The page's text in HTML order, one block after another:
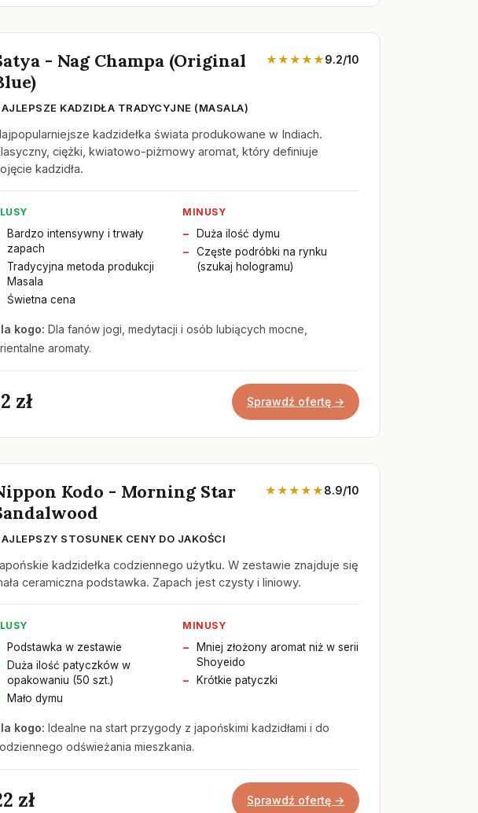
- Nag Champa (Original
★★★★★9.2/10
KADZIDŁA TRADYCYJNE (MASALA)
kadzidełka świata produkowane w Indiach.
ciężki, kwiatowo-piżmowy aromat, który definiuje
kadzidła.
Bardzo intensywny i trwały
zapach
Tradycyjna metoda produkcji
Masala
Świetna cena
MINUSY
Duża ilość dymu
Częste podróbki na rynku
(szukaj hologramu)
kogo: Dla fanów jogi, medytacji i osób lubiących mocne,
aromaty.
zł Sprawdź ofertę →
Kodo - Morning Star
★★★★★8.9/10
STOSUNEK CENY DO JAKOŚCI
kadzidełka codziennego użytku. W zestawie znajduje się
ceramiczna podstawka. Zapach jest czysty i liniowy.
Podstawka w zestawie
Duża ilość patyczków w
opakowaniu (50 szt.)
Mało dymu
MINUSY
Mniej złożony aromat niż w serii
Shoyeido
Krótkie patyczki
kogo: Idealne na start przygody z japońskimi kadzidłami i do
odświeżania mieszkania.
zł Sprawdź ofertę →